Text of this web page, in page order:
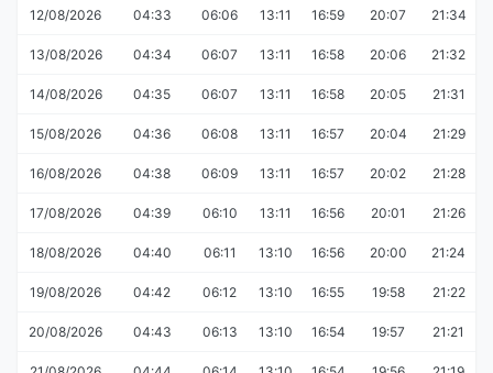
12/08/2026 04:33 06:06 13:11 16:59 20:07 21:34
13/08/2026 04:34 06:07 13:11 16:58 20:06 21:32
14/08/2026 04:35 06:07 13:11 16:58 20:05 21:31
15/08/2026 04:36 06:08 13:11 16:57 20:04 21:29
16/08/2026 04:38 06:09 13:11 16:57 20:02 21:28
17/08/2026 04:39 06:10 13:11 16:56 20:01 21:26
18/08/2026 04:40 06:11 13:10 16:56 20:00 21:24
19/08/2026 04:42 06:12 13:10 16:55 19:58 21:22
20/08/2026 04:43 06:13 13:10 16:54 19:57 21:21